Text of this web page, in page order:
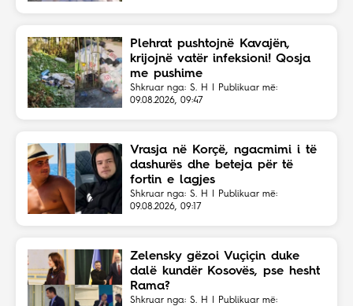
Plehrat pushtojnë Kavajën,
krijojnë vatër infeksioni! Qosja
me pushime
Shkruar nga: S. H | Publikuar më:
09.08.2026, 09:47
Vrasja në Korçë, ngacmimi i të
dashurës dhe beteja për të
fortin e lagjes
Shkruar nga: S. H | Publikuar më:
09.08.2026, 09:17
Zelensky gëzoi Vuçiçin duke
dalë kundër Kosovës, pse hesht
Rama?
Shkruar nga: S. H | Publikuar më: